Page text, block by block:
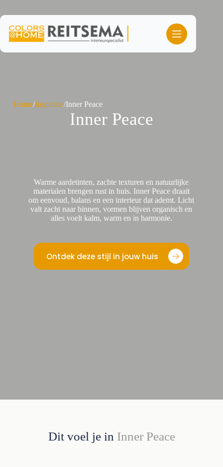
de
inhoud
Home/Inspiratie/Inner Peace
Inner Peace
Warme aardetinten, zachte texturen en natuurlijke
materialen brengen rust in huis. Inner Peace draait
om eenvoud, balans en een interieur dat ademt. Licht
valt zacht naar binnen, vormen blijven organisch en
alles voelt kalm, warm en in harmonie.
Ontdek deze stijl in jouw huis
Dit voel je in Inner Peace